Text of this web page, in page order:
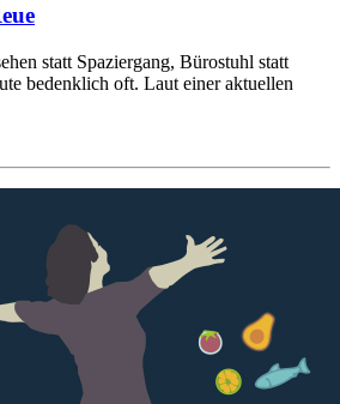
statt Spaziergang, Bürostuhl statt
bedenklich oft. Laut einer aktuellen